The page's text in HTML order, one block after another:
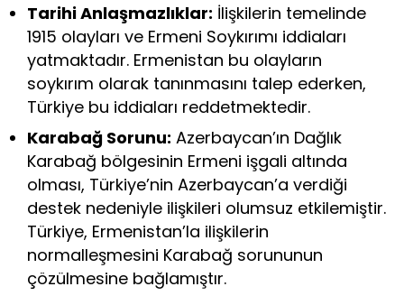
Tarihi Anlaşmazlıklar: İlişkilerin temelinde
1915 olayları ve Ermeni Soykırımı iddiaları
yatmaktadır. Ermenistan bu olayların
soykırım olarak tanınmasını talep ederken,
Türkiye bu iddiaları reddetmektedir.
Karabağ Sorunu: Azerbaycan’ın Dağlık
Karabağ bölgesinin Ermeni işgali altında
olması, Türkiye’nin Azerbaycan’a verdiği
destek nedeniyle ilişkileri olumsuz etkilemiştir.
Türkiye, Ermenistan’la ilişkilerin
normalleşmesini Karabağ sorununun
çözülmesine bağlamıştır.